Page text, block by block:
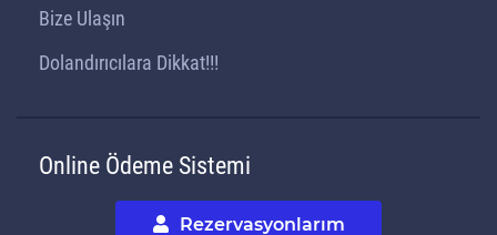
Bize Ulaşın
Dolandırıcılara Dikkat!!!
Online Ödeme Sistemi
Rezervasyonlarım